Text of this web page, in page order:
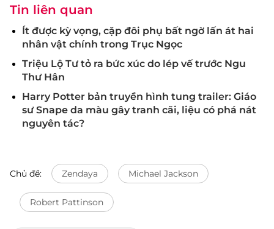
Tin liên quan
Ít được kỳ vọng, cặp đôi phụ bất ngờ lấn át hai
nhân vật chính trong Trục Ngọc
Triệu Lộ Tư tỏ ra bức xúc do lép vế trước Ngu
Thư Hân
Harry Potter bản truyền hình tung trailer: Giáo
sư Snape da màu gây tranh cãi, liệu có phá nát
nguyên tác?
Chủ đề: Zendaya Michael Jackson
Robert Pattinson